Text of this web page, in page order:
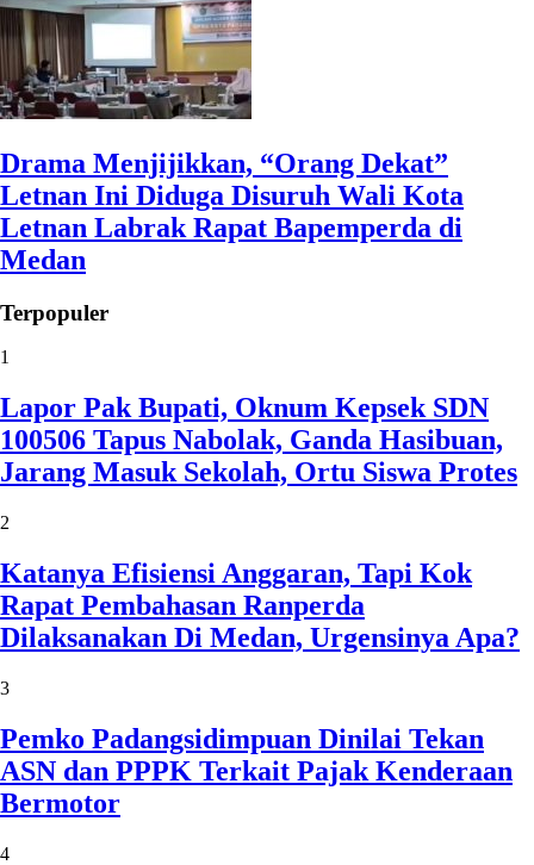
Drama Menjijikkan, “Orang Dekat”
Letnan Ini Diduga Disuruh Wali Kota
Letnan Labrak Rapat Bapemperda di
Medan
Terpopuler
1
Lapor Pak Bupati, Oknum Kepsek SDN
100506 Tapus Nabolak, Ganda Hasibuan,
Jarang Masuk Sekolah, Ortu Siswa Protes
2
Katanya Efisiensi Anggaran, Tapi Kok
Rapat Pembahasan Ranperda
Dilaksanakan Di Medan, Urgensinya Apa?
3
Pemko Padangsidimpuan Dinilai Tekan
ASN dan PPPK Terkait Pajak Kenderaan
Bermotor
4